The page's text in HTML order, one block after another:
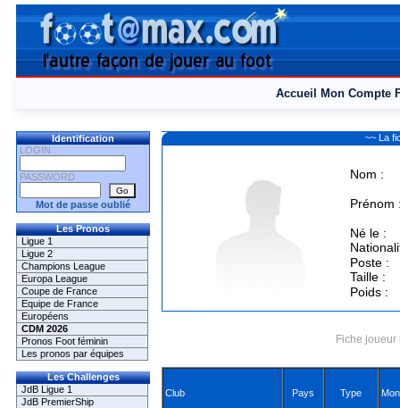
Accueil Mon Compte
Identification
LOGIN
PASSWORD
Mot de passe oublié
Les Pronos
Ligue 1
Ligue 2
Champions League
Europa League
Coupe de France
Equipe de France
Européens
CDM 2026
Pronos Foot féminin
Les pronos par équipes
Les Challenges
JdB Ligue 1
JdB PremierShip
~~ La
Nom :
Prénom
Né le :
Poste :
Taille :
Poids :
Fiche
Club Pays Type